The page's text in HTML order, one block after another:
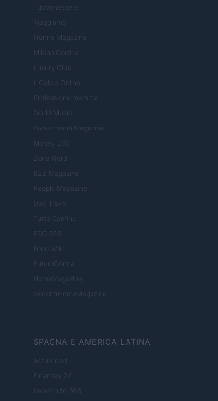
Tuobenessere
Viaggiamo
Nonne Magazine
Milano Cortina
Luxury Club
Il Calcio Online
Professione mamma
World Music
Investimenti Magazine
Money 365
Zona Nerd
B2B Magazine
People Magazine
Day Travel
Tutto Gaming
ESG 365
Food Wiki
FuturoDonna
HomeMagazine
SecondHomeMagazine
SPAGNA E AMERICA LATINA
Actualidad
Finanzas 24
Investindo 365